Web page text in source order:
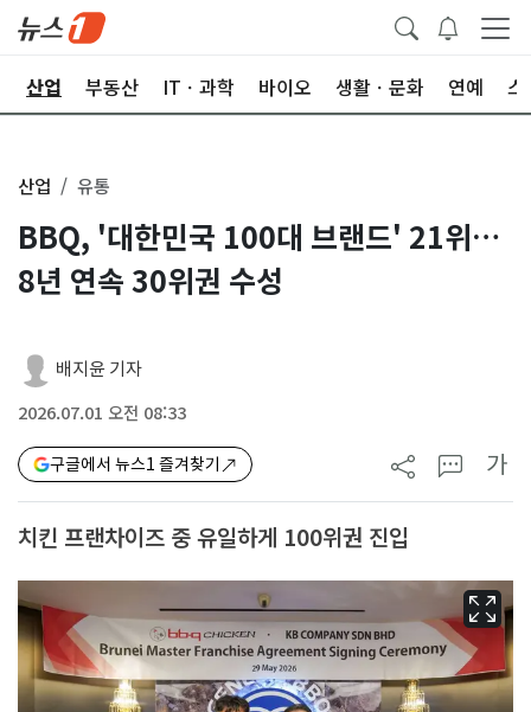
산업 부동산 ITㆍ과학 바이오 생활ㆍ문화 연예 스
산업 유통
BBQ, '대한민국 100대 브랜드' 21위…
8년 연속 30위권 수성
배지윤 기자
2026.07.01 오전 08:33
구글에서 뉴스1 즐겨찾기 가
치킨 프랜차이즈 중 유일하게 100위권 진입